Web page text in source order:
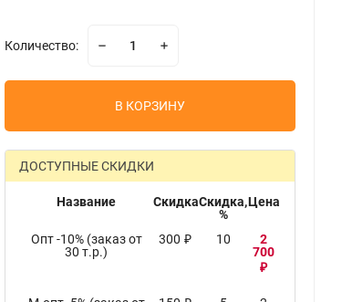
Количество:
В КОРЗИНУ
ДОСТУПНЫЕ СКИДКИ
Название СкидкаСкидка,
%
Цена
Опт -10% (заказ от
30 т.р.)
300 ₽ 10
2
700
₽